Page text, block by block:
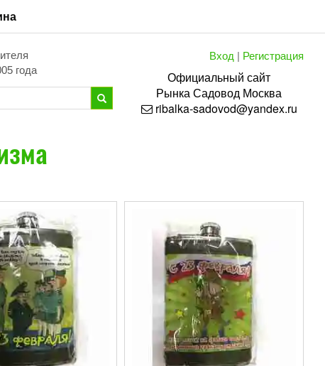
года
Вход | Регистрация
Официальный сайт
РынкаСадовод Москва
ribalka-sadovod@yandex.ru